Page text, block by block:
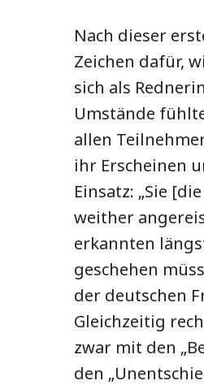
Nach dieser
Zeichen dafür,
sich als
Umstände
allen
ihr Erscheinen
Einsatz: „Sie
weither
erkannten
geschehen
der deutschen
Gleichzeitig
zwar mit den
den